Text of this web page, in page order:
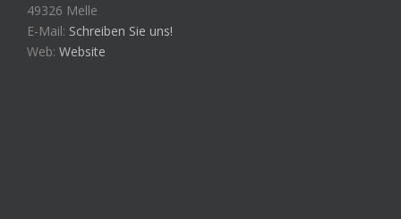
49326 Melle
E-Mail: Schreiben Sie uns!
Web: Website